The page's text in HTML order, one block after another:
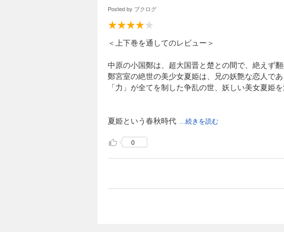
Posted by ブクログ
＜上下巻を通してのレビュー＞
中原の小国鄭は、超大国晋と楚との間で、絶えず翻
鄭宮室の絶世の美少女夏姫は、兄の妖艶な恋人で
「力」が全てを制した争乱の世、妖しい美女夏姫
夏姫という春秋時代 ...続きを読む
0